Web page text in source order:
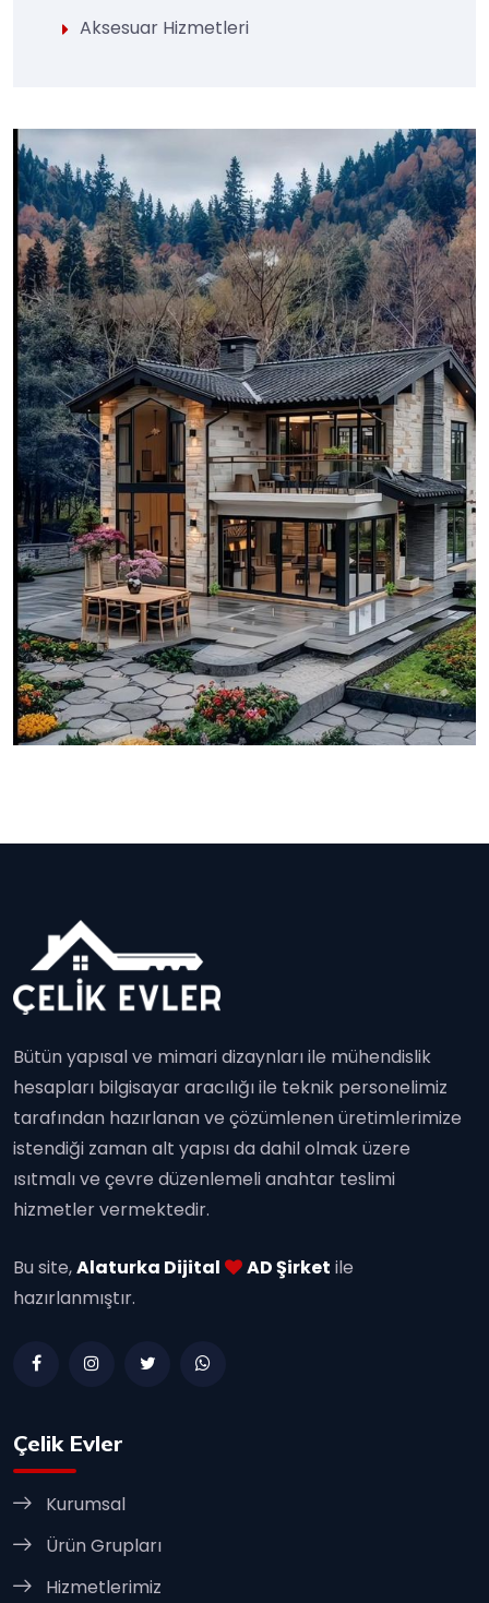
Aksesuar Hizmetleri
Bütün yapısal ve mimari dizaynları ile mühendislik
hesapları bilgisayar aracılığı ile teknik personelimiz
tarafından hazırlanan ve çözümlenen üretimlerimize
istendiği zaman alt yapısı da dahil olmak üzere
ısıtmalı ve çevre düzenlemeli anahtar teslimi
hizmetler vermektedir.
Bu site,Alaturka Dijital AD Şirket ile
hazırlanmıştır.
Çelik Evler
Kurumsal
Ürün Grupları
Hizmetlerimiz